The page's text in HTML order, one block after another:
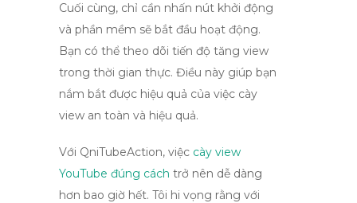
Cuối cùng, chỉ cần nhấn nút khởi động
và phần mềm sẽ bắt đầu hoạt động.
Bạn có thể theo dõi tiến độ tăng view
trong thời gian thực. Điều này giúp bạn
nắm bắt được hiệu quả của việc cày
view an toàn và hiệu quả.
Với QniTubeAction, việc cày view
YouTube đúng cách trở nên dễ dàng
hơn bao giờ hết. Tôi hi vọng rằng với